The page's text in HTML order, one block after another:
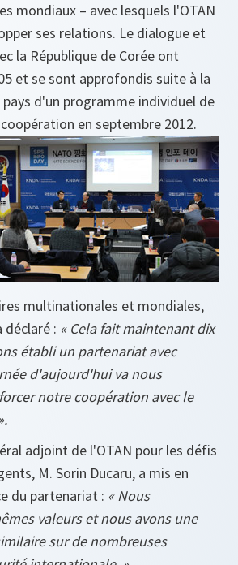
mondiaux – avec lesquels l'OTAN
ses relations. Le dialogue et
la République de Corée ont
et se sont approfondis suite à la
d'un programme individuel de
en septembre 2012.
multinationales et mondiales,
déclaré : « Cela fait maintenant dix
établi un partenariat avec
d'aujourd'hui va nous
notre coopération avec le
adjoint de l'OTAN pour les défis
M. Sorin Ducaru, a mis en
du partenariat : « Nous
valeurs et nous avons une
sur de nombreuses